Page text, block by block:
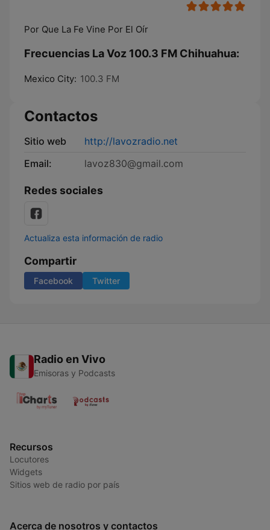
Por Que La Fe Vine Por El Oír
Frecuencias La Voz 100.3 FM Chihuahua:
Mexico City: 100.3 FM
Contactos
Sitio web
http://lavozradio.net
Email:
lavoz830@gmail.com
Redes sociales
Actualiza esta información de radio
Compartir
Facebook Twitter
Radio en Vivo
Emisoras y Podcasts
Recursos
Locutores
Widgets
Sitios web de radio por país
Acerca de nosotros y contactos